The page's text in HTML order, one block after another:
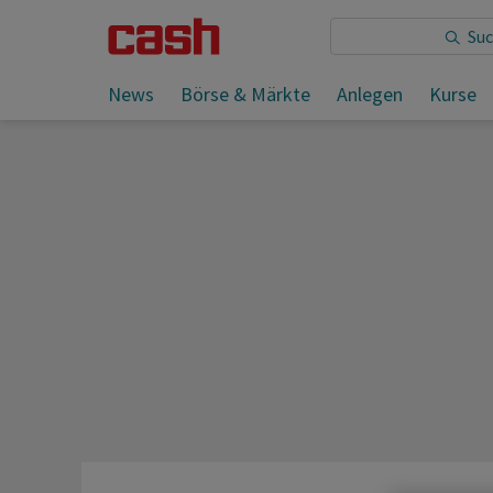
News Börse & Märkte Anlegen Kurse
Sie lesen: